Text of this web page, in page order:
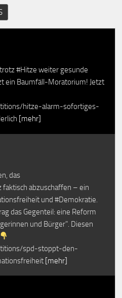
#Hitze weiter gesunde
ein Baumfäll-Moratorium! Jetzt
hitze-alarm-sofortiges-
[mehr]
das
abzuschaffen – ein
und #Demokratie.
das Gegenteil: eine Reform
und Bürger". Diesen
spd-stoppt-den-
[mehr]